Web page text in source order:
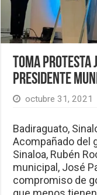
Toma protesta
presidente
octubre 31, 2021
Badiraguato,
Acompañado del
Sinaloa, Rubén
municipal, José
compromiso de